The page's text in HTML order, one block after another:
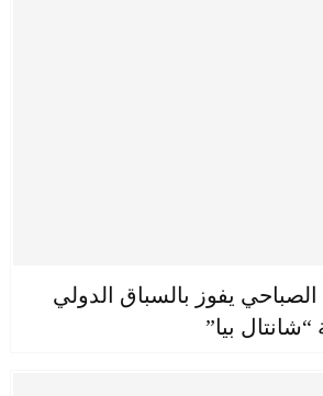
الصباحي يفوز بالسباق الدولي
“شانتال بيا”